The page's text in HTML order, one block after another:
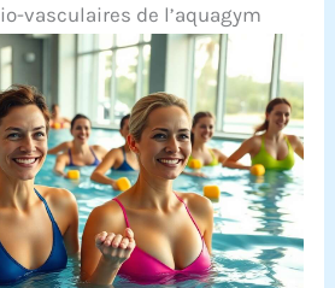
vasculaires de l’aquagym